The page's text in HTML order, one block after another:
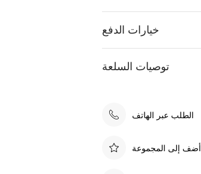
خيارات الدفع
توصيات السلعة
الطلب عبر الهاتف
أضف إلى المجموعة